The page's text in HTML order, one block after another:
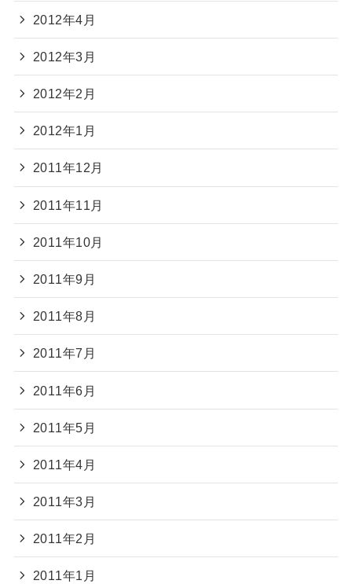
2012年4月
2012年3月
2012年2月
2012年1月
2011年12月
2011年11月
2011年10月
2011年9月
2011年8月
2011年7月
2011年6月
2011年5月
2011年4月
2011年3月
2011年2月
2011年1月